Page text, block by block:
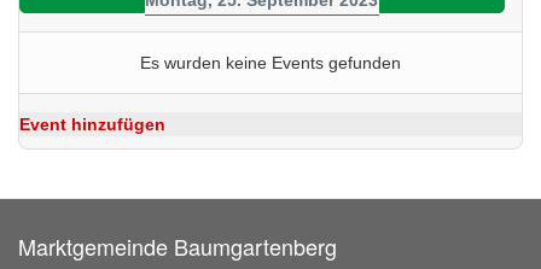
Es wurden keine Events gefunden
Event hinzufügen
Marktgemeinde Baumgartenberg